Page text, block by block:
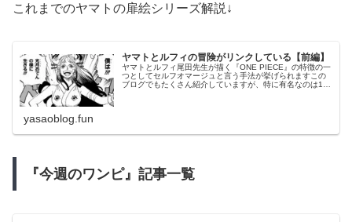
これまでのヤマトの扉絵シリーズ解説↓
ヤマトとルフィの冒険がリンクしている【前編】
ヤマトとルフィ尾田先生が描く『ONE PIECE』の特徴の一
つとしてセルフオマージュと言う手法が挙げられますこの
ブログでもたくさん紹介していますが、特に有名なのは1巻
yasaoblog.fun
『今週のワンピ』記事一覧